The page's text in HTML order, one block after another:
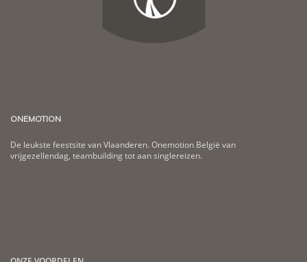
ONEMOTION
De leukste feestsite van Vlaanderen. Onemotion België van
vrijgezellendag, teambuilding tot aan singlereizen.